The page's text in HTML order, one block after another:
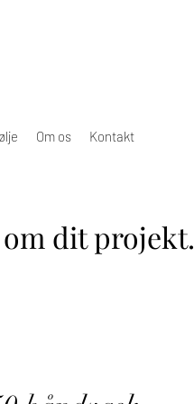
Om os Kontakt
dit projekt.